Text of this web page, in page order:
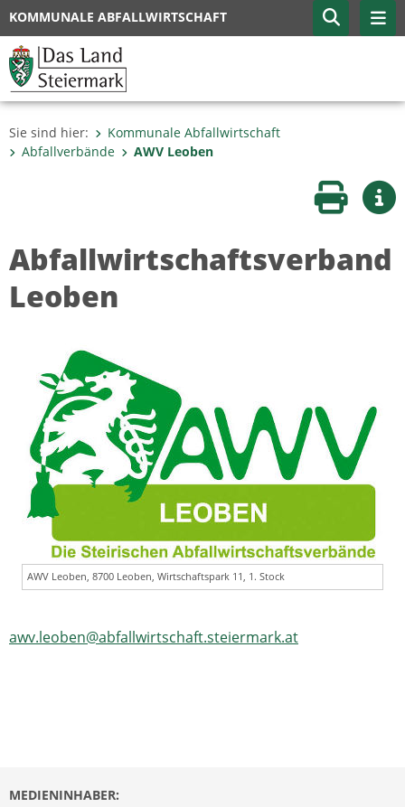
KOMMUNALE ABFALLWIRTSCHAFT
Sie sind hier:
Kommunale Abfallwirtschaft
Abfallverbände
AWV Leoben
Seite
Abfallwirtschaftsverband
Leoben
AWV Leoben, 8700 Leoben, Wirtschaftspark 11, 1. Stock
awv.leoben@abfallwirtschaft.steiermark.at
MEDIENINHABER: